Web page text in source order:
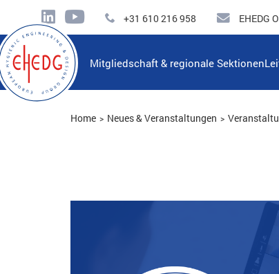
+31 610 216 958 EHEDG
Mitgliedschaft & regionale Sektionen
Home Neues & Veranstaltungen